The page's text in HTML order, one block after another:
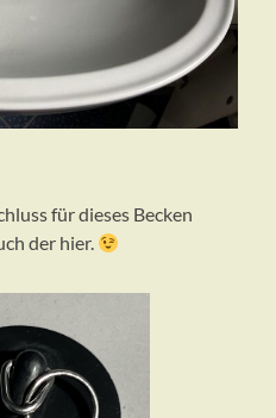
für dieses Becken
der hier.